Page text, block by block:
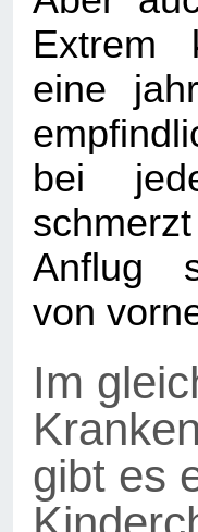
Extrem
eine
bei
Anflug
von
Im
gibt es